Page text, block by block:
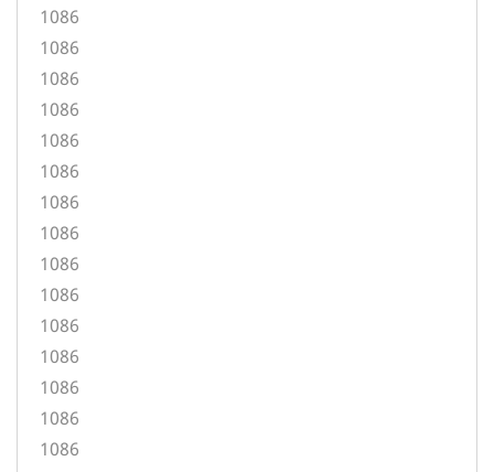
1086
1086
1086
1086
1086
1086
1086
1086
1086
1086
1086
1086
1086
1086
1086